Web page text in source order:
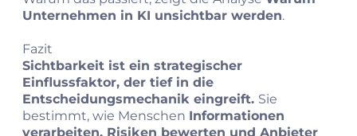
Unternehmen in KI unsichtbar werden.
Fazit
Sichtbarkeit ist ein strategischer
Einflussfaktor, der tief in die
Entscheidungsmechanik eingreift. Sie
bestimmt, wie Menschen Informationen
verarbeiten, Risiken bewerten und Anbieter